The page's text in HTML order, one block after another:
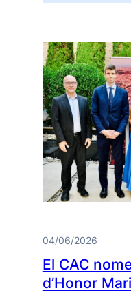
04/06/2026
El CAC
d’Honor